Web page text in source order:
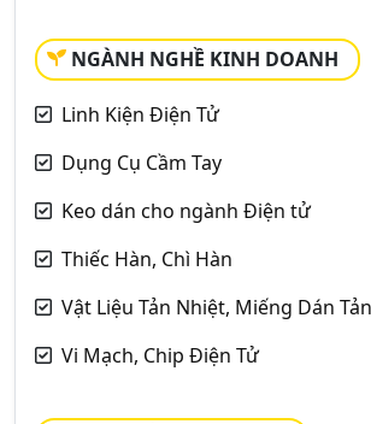
NGÀNH NGHỀ KINH DOANH
Linh Kiện Điện Tử
Dụng Cụ Cầm Tay
Keo dán cho ngành Điện tử
Thiếc Hàn, Chì Hàn
Vật Liệu Tản Nhiệt, Miếng Dán
Vi Mạch, Chip Điện Tử